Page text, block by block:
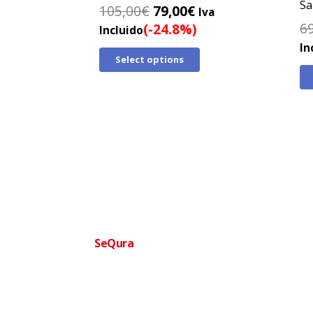
105,00€ El
precio
original
era:
79,00€El
precio
actual
Iva
Incluido(-24.8%)
Select options
SeQura